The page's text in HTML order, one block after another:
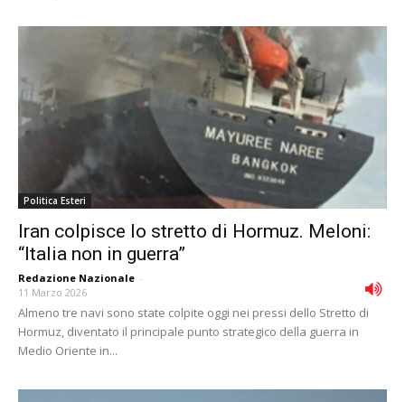
Politica Esteri
Iran colpisce lo stretto di Hormuz. Meloni:
“Italia non in guerra”
Redazione Nazionale -
11 Marzo 2026
Almeno tre navi sono state colpite oggi nei pressi dello Stretto di
Hormuz, diventato il principale punto strategico della guerra in
Medio Oriente in...